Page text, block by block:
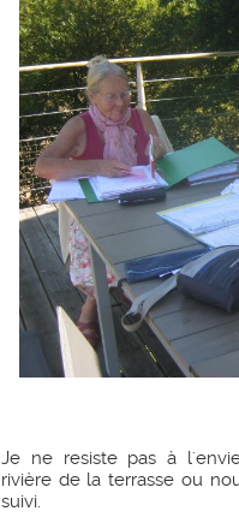
Je ne resiste pas à
rivière de la terrasse ou
suivi.